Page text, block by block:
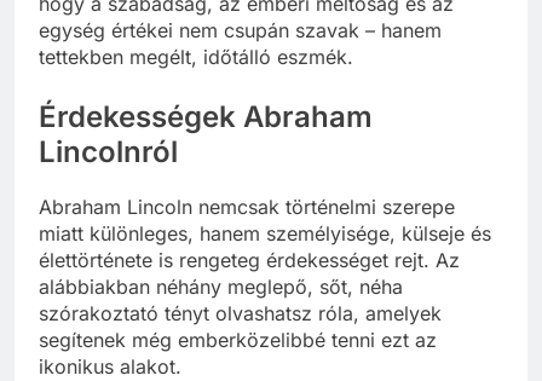
egység értékei nem csupán szavak – hanem
tettekben megélt, időtálló eszmék.
Érdekességek Abraham
Lincolnról
Abraham Lincoln nemcsak történelmi szerepe
miatt különleges, hanem személyisége, külseje és
élettörténete is rengeteg érdekességet rejt. Az
alábbiakban néhány meglepő, sőt, néha
szórakoztató tényt olvashatsz róla, amelyek
segítenek még emberközelibbé tenni ezt az
ikonikus alakot.